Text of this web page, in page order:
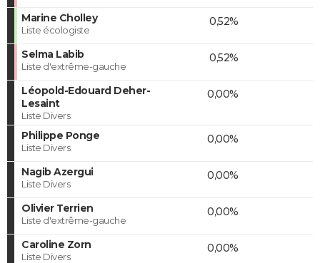
Marine Cholley
Liste écologiste
0,52%
Selma Labib
Liste d'extrême-gauche
0,52%
Léopold-Edouard Deher-
Lesaint
Liste Divers
0,00%
Philippe Ponge
Liste Divers
0,00%
Nagib Azergui
Liste Divers
0,00%
Olivier Terrien
Liste d'extrême-gauche
0,00%
Caroline Zorn
Liste Divers
0,00%